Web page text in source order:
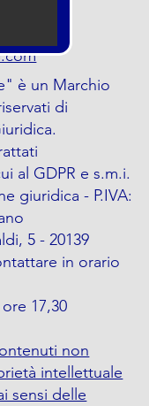
è un Marchio
di
al GDPR e s.m.i.
giuridica - P.IVA:
5 - 20139
in orario
17,30
non
intellettuale
sensi delle